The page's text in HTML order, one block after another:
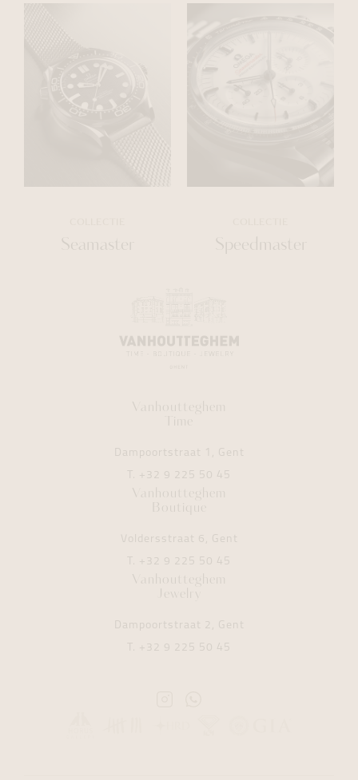
Seamaster Speedmaster
Vanhoutteghem
Time
Dampoortstraat 1, Gent
T. +32 9 225 50 45
Vanhoutteghem
Boutique
Voldersstraat 6, Gent
T. +32 9 225 50 45
Vanhoutteghem
Jewelry
Dampoortstraat 2, Gent
T. +32 9 225 50 45